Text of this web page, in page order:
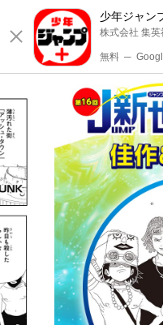
少年ジャン
株式会社 集英
無料 ─